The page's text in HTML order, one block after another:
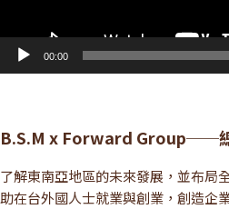
00:00
B.S.M x Forward Group──
了解東南亞地區的未來發展，並布局
助在台外國人士就業與創業，創造企